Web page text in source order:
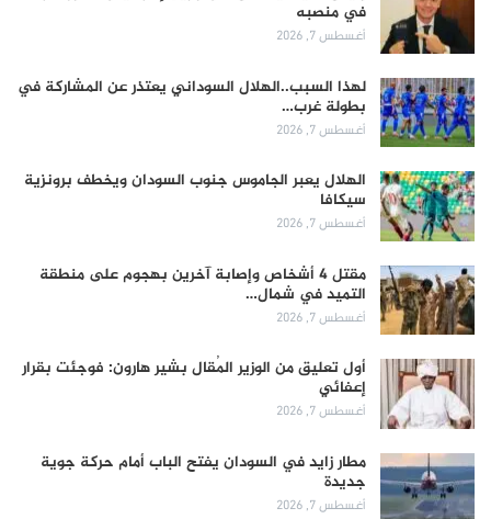
في منصبه
أغسطس 7, 2026
لهذا السبب..الهلال السوداني يعتذر عن المشاركة في
بطولة غرب…
أغسطس 7, 2026
الهلال يعبر الجاموس جنوب السودان ويخطف برونزية
سيكافا
أغسطس 7, 2026
مقتل 4 أشخاص وإصابة آخرين بهجوم على منطقة
التميد في شمال…
أغسطس 7, 2026
أول تعليق من الوزير المُقال بشير هارون: فوجئت بقرار
إعفائي
أغسطس 7, 2026
مطار زايد في السودان يفتح الباب أمام حركة جوية
جديدة
أغسطس 7, 2026